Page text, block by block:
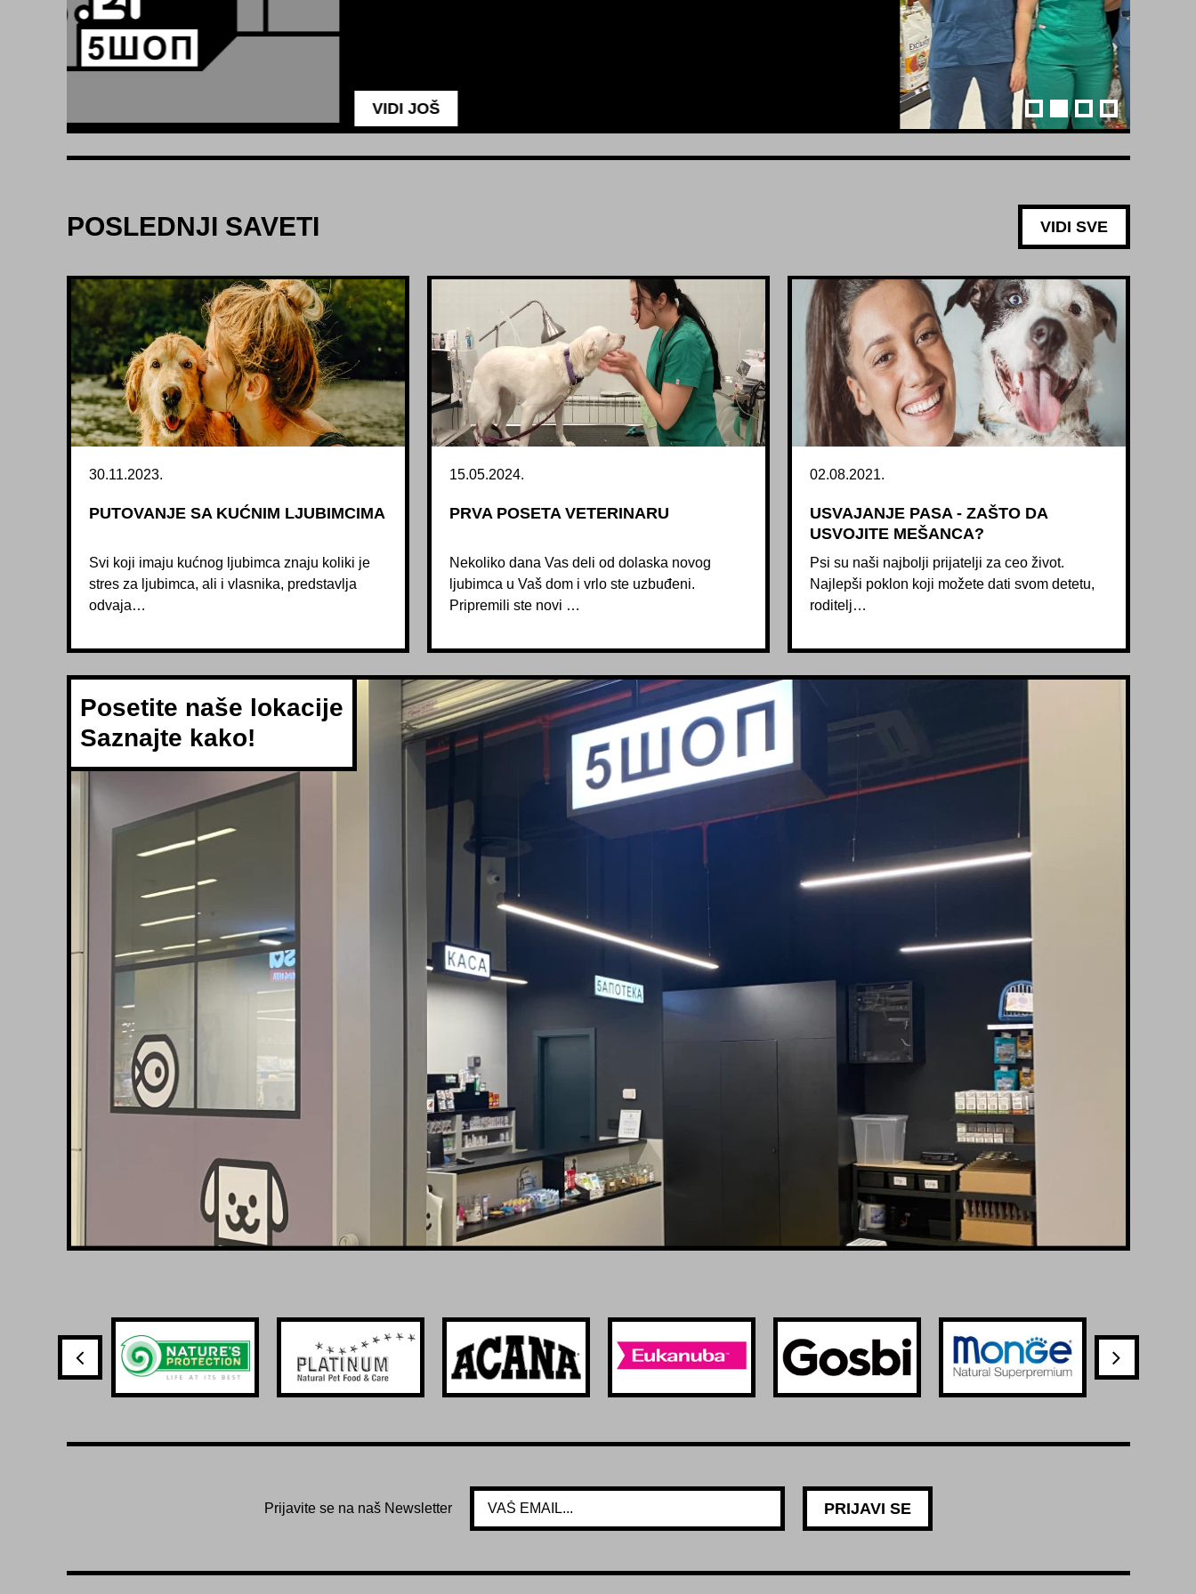
POSLEDNJI SAVETI VIDI SVE
30.11.2023.
PUTOVANJE SA KUĆNIM LJUBIMCIMA
Svi koji imaju kućnog ljubimca znaju koliki je
stres za ljubimca, ali i vlasnika, predstavlja
odvaja…
15.05.2024.
PRVA POSETA VETERINARU
Nekoliko dana Vas deli od dolaska novog
ljubimca u Vaš dom i vrlo ste uzbuđeni.
Pripremili ste novi …
02.08.2021.
USVAJANJE PASA - ZAŠTO DA
USVOJITE MEŠANCA?
Psi su naši najbolji prijatelji za ceo život.
Najlepši poklon koji možete dati svom detetu,
roditelj…
Posetite naše lokacije
Saznajte kako!
Prijavite se na naš Newsletter PRIJAVI SE